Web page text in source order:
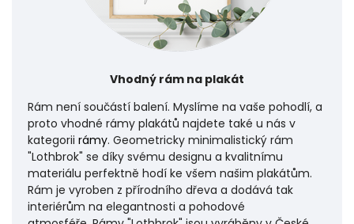
Vhodný rám na plakát
Rám není součástí balení. Myslíme na vaše pohodlí, a
proto vhodné rámy plakátů najdete také u nás v
kategorii rámy. Geometricky minimalistický rám
"Lothbrok" se díky svému designu a kvalitnímu
materiálu perfektně hodí ke všem našim plakátům.
Rám je vyroben z přírodního dřeva a dodává tak
interiérům na elegantnosti a pohodové